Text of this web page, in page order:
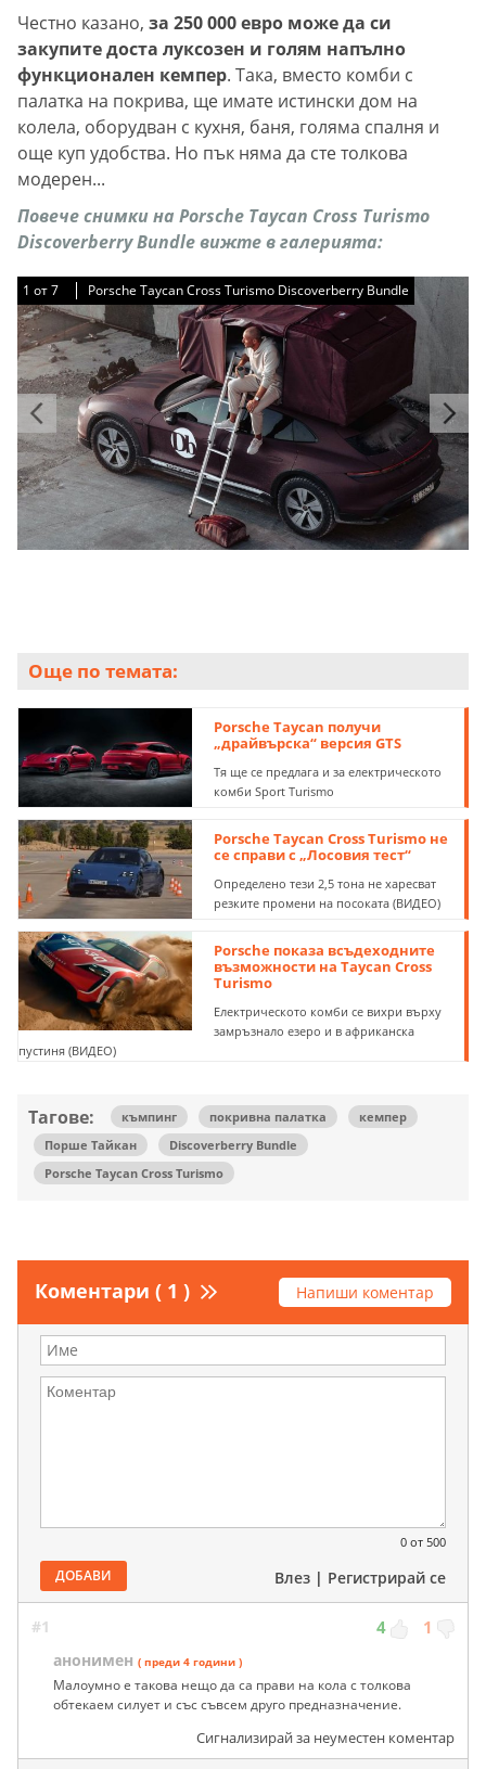
Честно казано, за 250 000 евро може да си
закупите доста луксозен и голям напълно
функционален кемпер. Така, вместо комби с
палатка на покрива, ще имате истински дом на
колела, оборудван с кухня, баня, голяма спалня и
още куп удобства. Но пък няма да сте толкова
модерен...
Повече снимки на Porsche Taycan Cross Turismo
Discoverberry Bundle вижте в галерията:
1 от7 Porsche Taycan Cross Turismo Discoverberry Bundle
1 от7 Porsche Taycan Cross Turismo Discoverberry Bundle
1 от7 Porsche Taycan Cross Turismo Discoverberry Bundle
1 от7 Porsche Taycan Cross Turismo Discoverberry Bundle
1 от7 Porsche Taycan Cross Turismo Discoverberry Bundle
1 от7 Porsche Taycan Cross Turismo Discoverberry Bundle
1 от7 Porsche Taycan Cross Turismo Discoverberry Bundle
Още по темата:
Porsche Taycan получи
„драйвърска“ версия GTS
Тя ще се предлага и за електрическото
комби Sport Turismo
Porsche Taycan Cross Turismo не
се справи с „Лосовия тест“
Определено тези 2,5 тона не харесват
резките промени на посоката (ВИДЕО)
Porsche показа всъдеходните
възможности на Taycan Cross
Turismo
Електрическото комби се вихри върху
замръзнало езеро и в африканска
пустиня (ВИДЕО)
Тагове: къмпинг покривна палатка
кемпер
Порше Тайкан
Discoverberry Bundle
Porsche Taycan Cross Turismo
Коментари ( 1 ) Напиши коментар
0 от 500
ДОБАВИ Влез | Регистрирай се
#1 4 1
анонимен ( преди 4 години )
Малоумно е такова нещо да са прави на кола с толкова
обтекаем силует и със съвсем друго предназначение.
Сигнализирай за неуместен коментар